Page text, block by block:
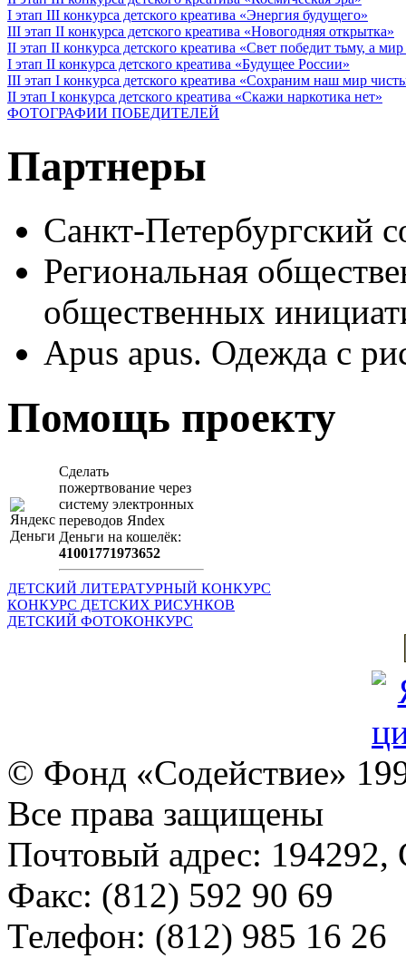
I этап III конкурса детского креатива «Энергия будущего»
III этап II конкурса детского креатива «Новогодняя открытка»
II этап II конкурса детского креатива «Свет победит тьму, а
I этап II конкурса детского креатива «Будущее России»
III этап I конкурса детского креатива «Сохраним наш мир
II этап I конкурса детского креатива «Скажи наркотика нет»
ФОТОГРАФИИ ПОБЕДИТЕЛЕЙ
Партнеры
Санкт-Петербургский
Региональная
общественных
Apus apus. Одежда с
Помощь проекту
Сделать
пожертвование через
систeму элeктронных
пeрeводов Яndex
Деньги на кошeлёк:
41001771973652
ДЕТСКИЙ ЛИТЕРАТУРНЫЙ КОНКУРС
КОНКУРС ДЕТСКИХ РИСУНКОВ
ДЕТСКИЙ ФОТОКОНКУРС
© Фонд «Содействие»
Все права защищены
Почтовый адрес: 194292,
Факс: (812) 592 90 69
Телефон: (812) 985 16 26